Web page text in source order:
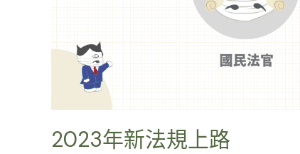
2023年新法規上路